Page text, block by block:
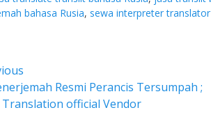
bahasa Rusia, sewa interpreter translator
Resmi Perancis Tersumpah ;
Translation official Vendor